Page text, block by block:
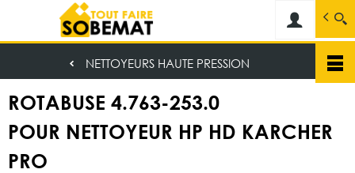
au
contenu
Spécialiste dans la vente de matériaux
NETTOYEURS HAUTE PRESSION
ROTABUSE 4.763-253.0
POUR NETTOYEUR HP HD KARCHER
PRO